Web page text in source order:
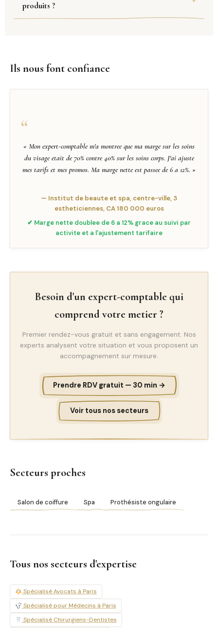
produits ?
Ils nous font confiance
« Mon expert-comptable m'a montree que ma marge sur les soins
du visage etait de 70% contre 40% sur les soins corps. J'ai ajuste
mes tarifs et mes promos. Ma marge nette est passee de 6 a 12%. »
— Institut de beaute et spa, centre-ville, 3
estheticiennes, CA 180 000 euros
✔ Marge nette doublee de 6 a 12% grace au suivi par
activite et a l'ajustement tarifaire
Besoin d'un expert-comptable qui
comprend votre metier ?
Premier rendez-vous gratuit et sans engagement. Nos
experts analysent votre situation et vous proposent un
accompagnement sur mesure.
Prendre RDV gratuit — 30 min →
Voir tous nos secteurs
Secteurs proches
Salon de coiffure Spa Prothésiste ongulaire
Tous nos secteurs d'expertise
Spécialisé Avocats à Paris
Spécialisé pour Médecins à Paris
Spécialisé Chirurgiens-Dentistes